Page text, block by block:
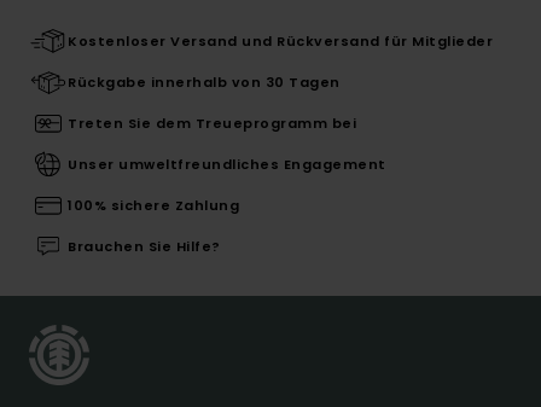
Kostenloser Versand und Rückversand für Mitglieder
Rückgabe innerhalb von 30 Tagen
Treten Sie dem Treueprogramm bei
Unser umweltfreundliches Engagement
100% sichere Zahlung
Brauchen Sie Hilfe?